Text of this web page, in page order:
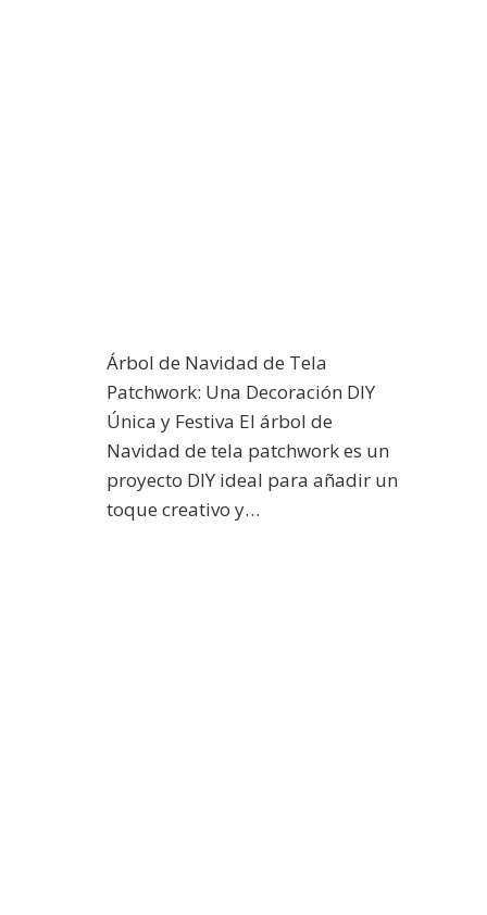
Árbol de Navidad de Tela
Patchwork: Una Decoración DIY
Única y Festiva El árbol de
Navidad de tela patchwork es un
proyecto DIY ideal para añadir un
toque creativo y…